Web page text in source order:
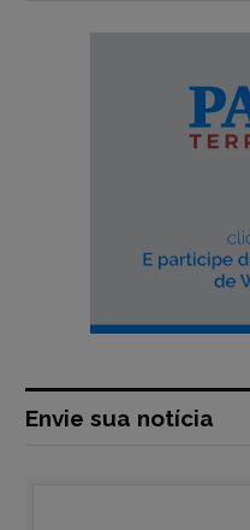
Envie sua notícia